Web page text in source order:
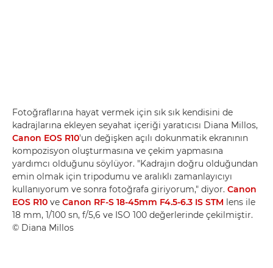
Fotoğraflarına hayat vermek için sık sık kendisini de
kadrajlarına ekleyen seyahat içeriği yaratıcısı Diana Millos,
Canon EOS R10'un değişken açılı dokunmatik ekranının
kompozisyon oluşturmasına ve çekim yapmasına
yardımcı olduğunu söylüyor. "Kadrajın doğru olduğundan
emin olmak için tripodumu ve aralıklı zamanlayıcıyı
kullanıyorum ve sonra fotoğrafa giriyorum," diyor. Canon
EOS R10 ve Canon RF-S 18-45mm F4.5-6.3 IS STM lens ile
18 mm, 1/100 sn, f/5,6 ve ISO 100 değerlerinde çekilmiştir.
© Diana Millos